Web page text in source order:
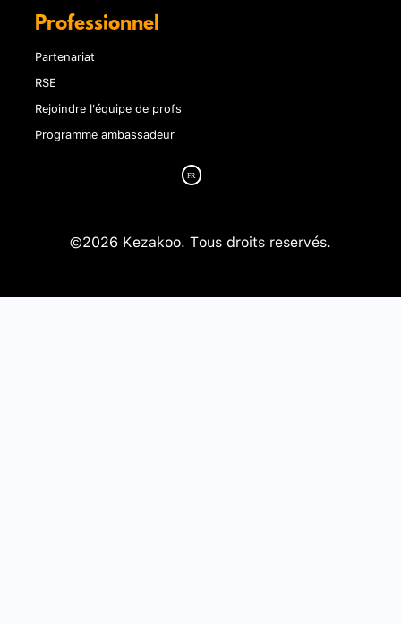
Professionnel
Partenariat
RSE
Rejoindre l'équipe de profs
Programme ambassadeur
©2026 Kezakoo. Tous droits reservés.